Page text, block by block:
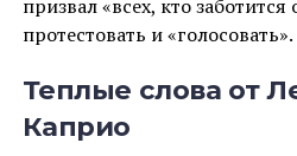
призвал «всех, кто заботится
протестовать и «голосовать».
Теплые слова от
Каприо